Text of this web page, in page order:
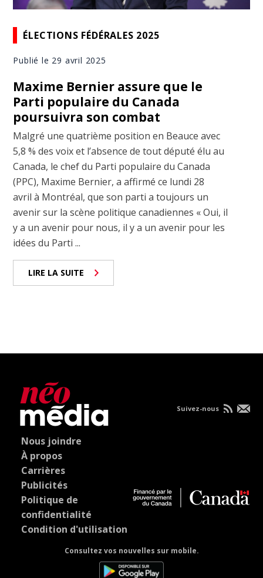
ÉLECTIONS FÉDÉRALES 2025
Publié le 29 avril 2025
Maxime Bernier assure que le
Parti populaire du Canada
poursuivra son combat
Malgré une quatrième position en Beauce avec
5,8 % des voix et l’absence de tout député élu au
Canada, le chef du Parti populaire du Canada
(PPC), Maxime Bernier, a affirmé ce lundi 28
avril à Montréal, que son parti a toujours un
avenir sur la scène politique canadiennes « Oui, il
y a un avenir pour nous, il y a un avenir pour les
idées du Parti ...
LIRE LA SUITE
Nous joindre
À propos
Carrières
Publicités
Politique de
confidentialité
Condition d'utilisation
Consultez vos nouvelles sur mobile.
Suivez-nous